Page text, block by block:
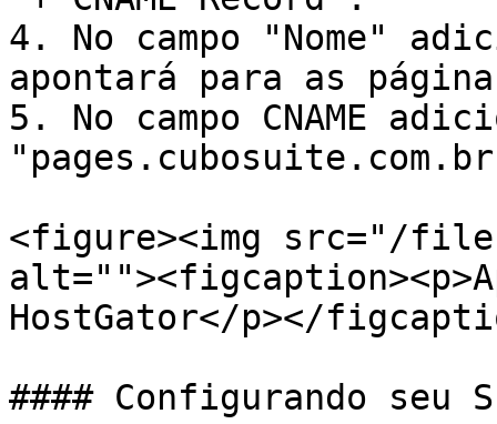
4. No campo "Nome"
apontará para as
5. No campo CNAME
<figure><img src="/files/
HostGator</p></
#### Configurando seu